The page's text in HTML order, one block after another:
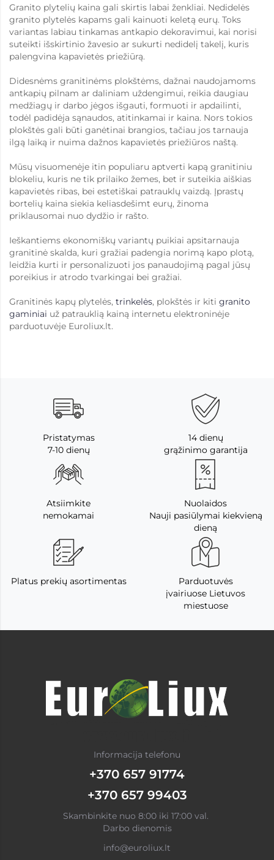
Granito plytelių kaina gali skirtis labai ženkliai. Nedidelės
granito plytelės kapams gali kainuoti keletą eurų. Toks
variantas labiau tinkamas antkapio dekoravimui, kai norisi
suteikti išskirtinio žavesio ar sukurti nedidelį takelį, kuris
palengvina kapavietės priežiūrą.
Didesnėms granitinėms plokštėms, dažnai naudojamoms
antkapių pilnam ar daliniam uždengimui, reikia daugiau
medžiagų ir darbo jėgos išgauti, formuoti ir apdailinti,
todėl padidėja sąnaudos, atitinkamai ir kaina. Nors tokios
plokštės gali būti ganėtinai brangios, tačiau jos tarnauja
ilgą laiką ir nuima dažnos kapavietės priežiūros naštą.
Mūsų visuomenėje itin populiaru aptverti kapą granitiniu
blokeliu, kuris ne tik prilaiko žemes, bet ir suteikia aiškias
kapavietės ribas, bei estetiškai patrauklų vaizdą. Įprastų
bortelių kaina siekia keliasdešimt eurų, žinoma
priklausomai nuo dydžio ir rašto.
Ieškantiems ekonomiškų variantų puikiai apsitarnauja
granitinė skalda, kuri gražiai padengia norimą kapo plotą,
leidžia kurti ir personalizuoti jos panaudojimą pagal jūsų
poreikius ir atrodo tvarkingai bei gražiai.
Granitinės kapų plytelės, trinkelės, plokštės ir kiti granito
gaminiai už patrauklią kainą internetu elektroninėje
parduotuvėje Euroliux.lt.
Pristatymas
7-10 dienų
14 dienų
grąžinimo garantija
Atsiimkite
nemokamai
Nuolaidos
Nauji pasiūlymai kiekvieną
dieną
Platus prekių asortimentas
Parduotuvės
įvairiuose Lietuvos
miestuose
Informacija telefonu
+370 657 91774
+370 657 99403
Skambinkite nuo 8:00 iki 17:00 val.
Darbo dienomis
info@euroliux.lt